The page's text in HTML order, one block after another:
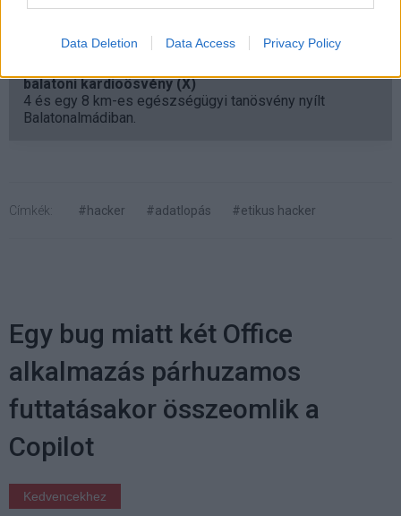
Data Deletion Data Access Privacy Policy
balatoni kardioösvény (X)
4 és egy 8 km-es egészségügyi tanösvény nyílt
Balatonalmádiban.
Címkék: #hacker #adatlopás #etikus hacker
Egy bug miatt két Office
alkalmazás párhuzamos
futtatásakor összeomlik a
Copilot
Kedvencekhez